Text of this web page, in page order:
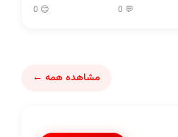
💬 0
😊 0
مشاهده همه ←